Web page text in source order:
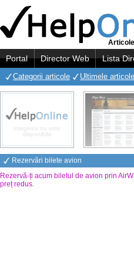
Portal Director Web Lista
Categorii articole Ultimele articole
Rezervări bilete avion
Rezervă-ți acum biletul de avion prin
preț redus.